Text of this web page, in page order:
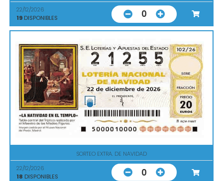
22/12/2026
19 DISPONIBLES 0
SORTEO EXTRA. DE NAVIDAD
22/12/2026
18 DISPONIBLES 0